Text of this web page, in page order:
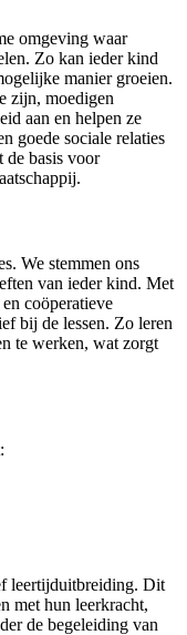
omgeving waar
Zo kan ieder kind
manier groeien.
zijn, moedigen
aan en helpen ze
goede sociale relaties
de basis voor
We stemmen ons
van ieder kind. Met
coöperatieve
bij de lessen. Zo leren
te werken, wat zorgt
leertijduitbreiding. Dit
met hun leerkracht,
de begeleiding van